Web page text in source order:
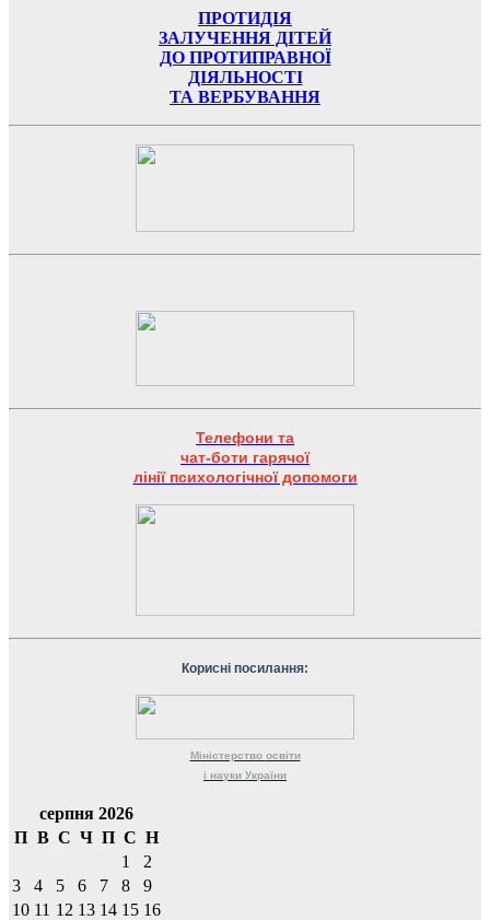
ПРОТИДІЯ
ЗАЛУЧЕННЯ ДІТЕЙ
ДО ПРОТИПРАВНОЇ
ДІЯЛЬНОСТІ
ТА ВЕРБУВАННЯ
Телефони та
чат-боти гарячої
лінії психологічної допомоги
Корисні посилання:
Міністерство освіти
і науки України
серпня 2026
П В С Ч П С Н
1
2
3
4 5 6 7 8
9
10 11 12 13 14 15 16